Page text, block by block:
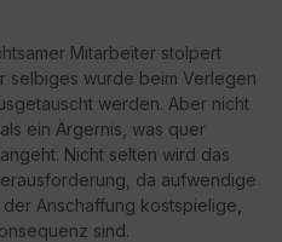
Mitarbeiter stolpert
selbiges wurde beim Verlegen
werden. Aber nicht
ein Ärgernis, was quer
Nicht selten wird das
da aufwendige
Anschaffung kostspielige,
sind.